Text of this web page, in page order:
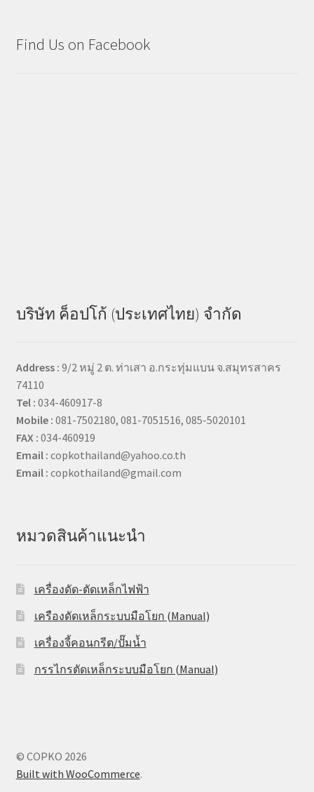
Find Us on Facebook
บริษัท ค็อปโก้ (ประเทศไทย) จำกัด
Address : 9/2 หมู่ 2 ต. ท่าเสา อ.กระทุ่มแบน จ.สมุทรสาคร
74110
Tel : 034-460917-8
Mobile : 081-7502180, 081-7051516, 085-5020101
FAX : 034-460919
Email : copkothailand@yahoo.co.th
Email : copkothailand@gmail.com
หมวดสินค้าแนะนำ
เครื่องดัด-ตัดเหล็กไฟฟ้า
เครืองดัดเหล็กระบบมือโยก (Manual)
เครื่องจี้คอนกรีต/ปั๊มน้ำ
กรรไกรตัดเหล็กระบบมือโยก (Manual)
© COPKO 2026
Built with WooCommerce.